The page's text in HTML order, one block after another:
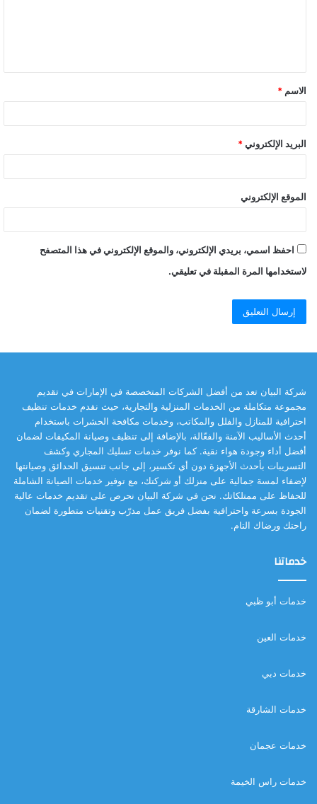
ق
*
الاسم *
البريد الإلكتروني *
الموقع الإلكتروني
احفظ اسمي، بريدي الإلكتروني، والموقع الإلكتروني في هذا المتصفح
لاستخدامها المرة المقبلة في تعليقي.
شركة البيان تعد من أفضل الشركات المتخصصة في الإمارات في تقديم
مجموعة متكاملة من الخدمات المنزلية والتجارية، حيث نقدم خدمات تنظيف
احترافية للمنازل والفلل والمكاتب، وخدمات مكافحة الحشرات باستخدام
أحدث الأساليب الآمنة والفعّالة، بالإضافة إلى تنظيف وصيانة المكيفات لضمان
أفضل أداء وجودة هواء نقية. كما نوفر خدمات تسليك المجاري وكشف
التسريبات بأحدث الأجهزة دون أي تكسير، إلى جانب تنسيق الحدائق وصيانتها
لإضفاء لمسة جمالية على منزلك أو شركتك، مع توفير خدمات الصيانة الشاملة
للحفاظ على ممتلكاتك. نحن في شركة البيان نحرص على تقديم خدمات عالية
الجودة بسرعة واحترافية بفضل فريق عمل مدرّب وتقنيات متطورة لضمان
راحتك ورضاك التام.
خدماتنا
خدمات أبو ظبي
خدمات العين
خدمات دبي
خدمات الشارقة
خدمات عجمان
خدمات راس الخيمة